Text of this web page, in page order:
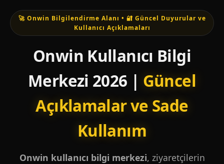
🚀 Onwin Bilgilendirme Alanı • 🔐 Güncel Duyurular ve
Kullanıcı Açıklamaları
Onwin Kullanıcı Bilgi
Merkezi 2026 | Güncel
Açıklamalar ve Sade
Kullanım
Onwin kullanıcı bilgi merkezi, ziyaretçilerin